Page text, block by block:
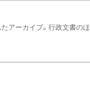
アーカイブ。行政文書のほ